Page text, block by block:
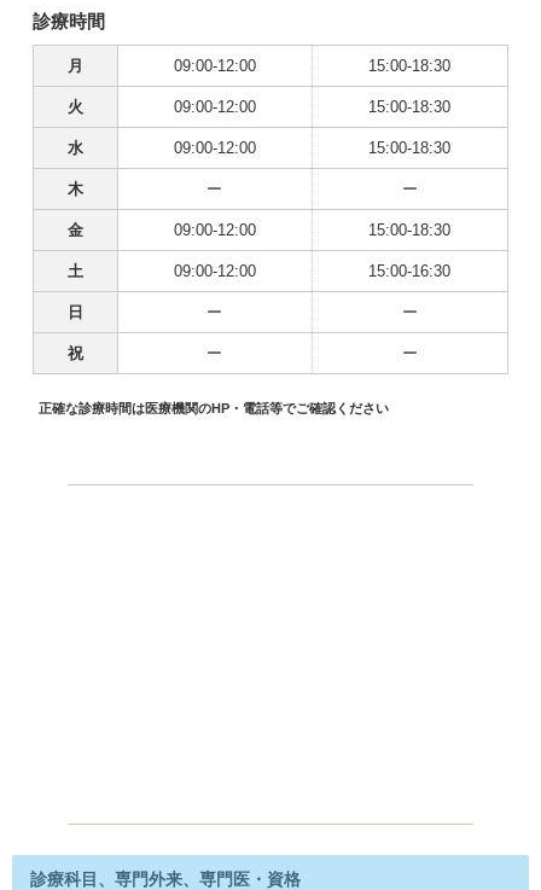
診療時間
月 09:00-12:00 15:00-18:30
火 09:00-12:00 15:00-18:30
水 09:00-12:00 15:00-18:30
木 ー ー
金 09:00-12:00 15:00-18:30
土 09:00-12:00 15:00-16:30
日 ー ー
祝 ー ー
正確な診療時間は医療機関のHP・電話等でご確認ください
診療科目、専門外来、専門医・資格